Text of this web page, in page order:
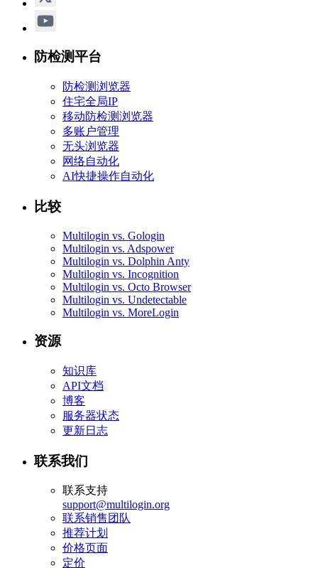
防检测平台
防检测浏览器
住宅全局IP
移动防检测浏览器
多账户管理
无头浏览器
网络自动化
AI快捷操作自动化
比较
Multilogin vs. Gologin
Multilogin vs. Adspower
Multilogin vs. Dolphin Anty
Multilogin vs. Incognition
Multilogin vs. Octo Browser
Multilogin vs. Undetectable
Multilogin vs. MoreLogin
资源
知识库
API文档
博客
服务器状态
更新日志
联系我们
联系支持
support@multilogin.org
联系销售团队
推荐计划
价格页面
定价